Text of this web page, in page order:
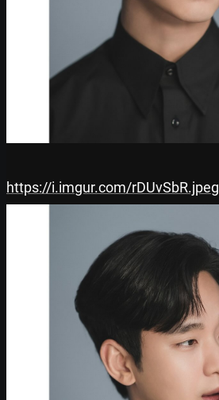
https://i.imgur.com/rDUvSbR.jpeg